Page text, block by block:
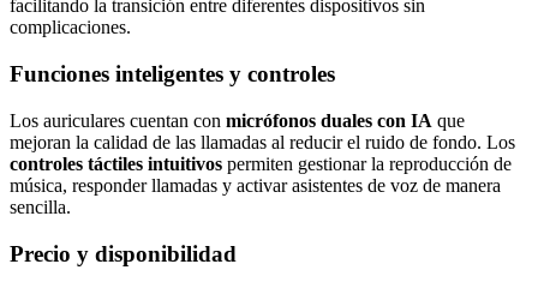
facilitando la transición entre diferentes dispositivos sin
complicaciones.
Funciones inteligentes y controles
Los auriculares cuentan con micrófonos duales con IA que
mejoran la calidad de las llamadas al reducir el ruido de fondo. Los
controles táctiles intuitivos permiten gestionar la reproducción de
música, responder llamadas y activar asistentes de voz de manera
sencilla.
Precio y disponibilidad